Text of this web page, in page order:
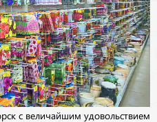
с величайшим удовольствием